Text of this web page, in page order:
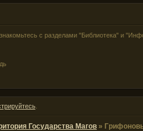
с разделами "Библиотека" и
.
Государства Магов »